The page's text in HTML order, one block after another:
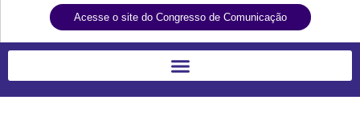
Acesse o site do Congresso de Comunicação